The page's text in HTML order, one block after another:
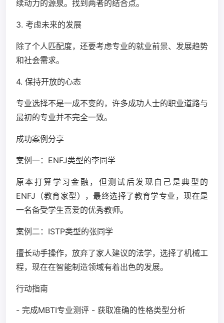
续动力的源泉。找到两者的结合点。
3. 考虑未来的发展
除了个人匹配度，还要考虑专业的就业前景、发展趋势
和社会需求。
4. 保持开放的心态
专业选择不是一成不变的，许多成功人士的职业道路与
最初的专业并不完全一致。
成功案例分享
案例一：ENFJ类型的李同学
原本打算学习金融，但测试后发现自己是典型的
ENFJ（教育家型），最终选择了教育学专业，现在是
一名备受学生喜爱的优秀教师。
案例二：ISTP类型的张同学
擅长动手操作，放弃了家人建议的法学，选择了机械工
程，现在在智能制造领域有着出色的发展。
行动指南
- 完成MBTI专业测评 - 获取准确的性格类型分析